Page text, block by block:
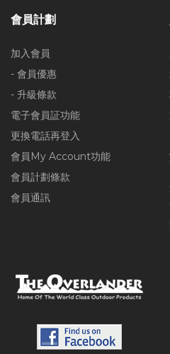
會員計劃
加入會員
- 會員優惠
- 升級條款
電子會員証功能
更換電話再登入
會員My Account功能
會員計劃條款
會員通訊